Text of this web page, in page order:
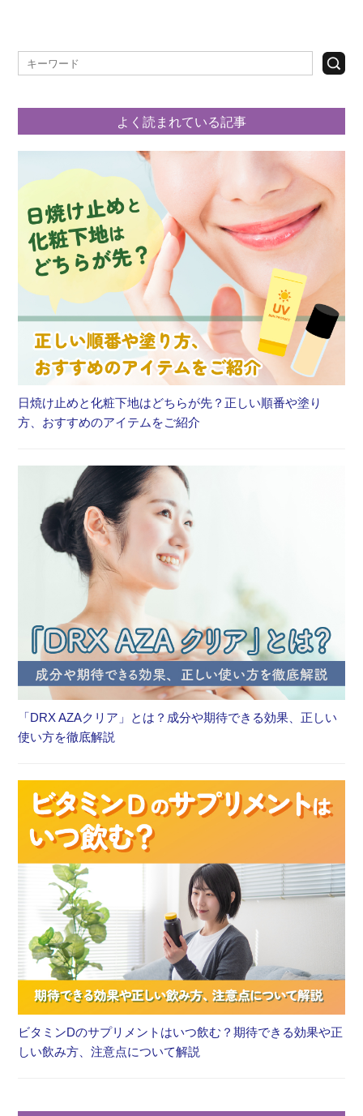
よく読まれている記事
日焼け止めと化粧下地はどちらが先？正しい順番や塗り
方、おすすめのアイテムをご紹介
「DRX AZAクリア」とは？成分や期待できる効果、正しい
使い方を徹底解説
ビタミンDのサプリメントはいつ飲む？期待できる効果や正
しい飲み方、注意点について解説